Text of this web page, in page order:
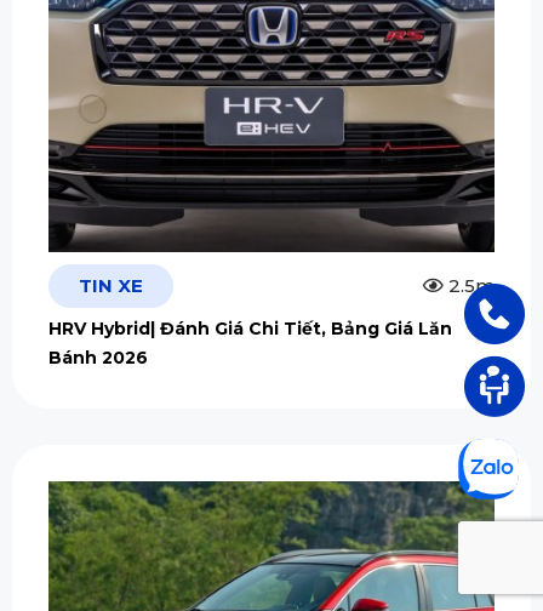
TIN XE 2.5m
HRV Hybrid| Đánh Giá Chi Tiết, Bảng Giá Lăn
Bánh 2026